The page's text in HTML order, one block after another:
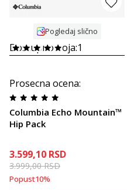
Pogledaj slično
Dostupno boja:1
Prosecna ocena:
Columbia Echo Mountain™
Hip Pack
3.599,10 RSD
3.999,00RSD
Popust10%